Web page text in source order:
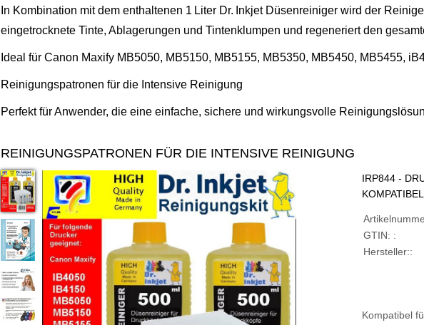
In Kombination mit dem enthaltenen 1 Liter Dr. Inkjet Düsenreiniger wird der
eingetrocknete Tinte, Ablagerungen und Tintenklumpen und regeneriert den
Ideal für Canon Maxify MB5050, MB5150, MB5155, MB5350, MB5450, MB5455,
Reinigungspatronen für die Intensive Reinigung
Perfekt für Anwender, die eine einfache, sichere und wirkungsvolle
REINIGUNGSPATRONEN FÜR DIE INTENSIVE REINIGUNG
IRP844 -
GTIN: :
Hersteller::
Kompatibel